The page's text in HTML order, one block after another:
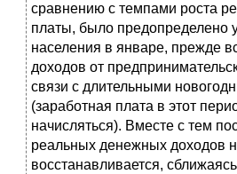
сравнению с темпами роста
платы, было предопределено
населения в январе, прежде
доходов от
связи с длительными
(заработная плата в этот
начисляться). Вместе с тем
реальных денежных доходов
восстанавливается,